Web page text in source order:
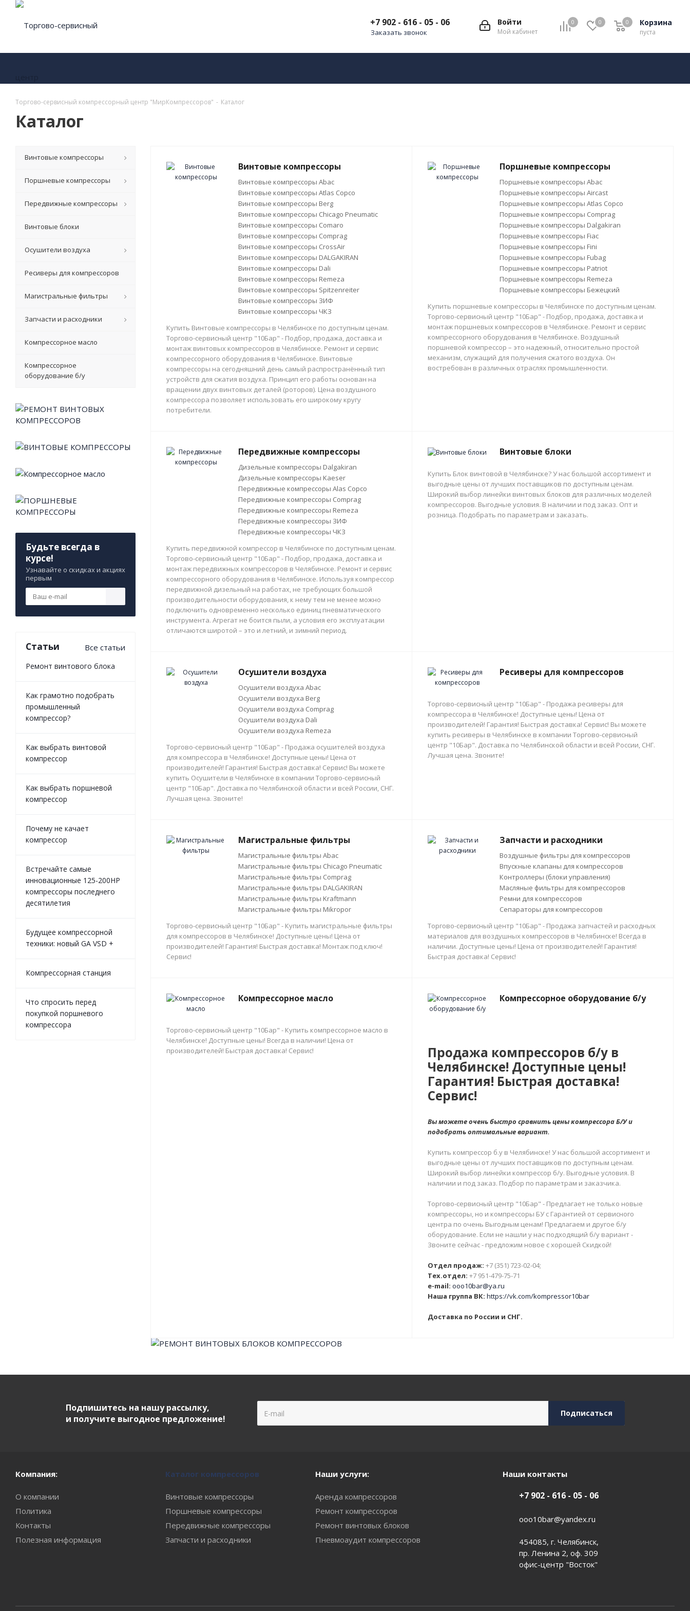
0 0 Корзина
пуста
0
Войти
Мой кабинет
+7 902 - 616 - 05 - 06
Заказать звонок
Торгово-сервисный компрессорный центр "МирКомпрессоров" - Каталог
Каталог
Винтовые компрессоры
Винтовые компрессоры Abac
Винтовые компрессоры Atlas Copco
Винтовые компрессоры Berg
Винтовые компрессоры Chicago Pneumatic
Винтовые компрессоры Comaro
Винтовые компрессоры Comprag
Винтовые компрессоры CrossAir
Винтовые компрессоры DALGAKIRAN
Винтовые компрессоры Dali
Винтовые компрессоры Remeza
Винтовые компрессоры Spitzenreiter
Винтовые компрессоры ЗИФ
Винтовые компрессоры ЧКЗ
Купить Винтовые компрессоры в Челябинске по доступным ценам.
Торгово-сервисный центр "10Бар" - Подбор, продажа, доставка и
монтаж винтовых компрессоров в Челябинске. Ремонт и сервис
компрессорного оборудования в Челябинске. Винтовые
компрессоры на сегодняшний день самый распространённый тип
устройств для сжатия воздуха. Принцип его работы основан на
вращении двух винтовых деталей (роторов). Цена воздушного
компрессора позволяет использовать его широкому кругу
потребители.
Поршневые компрессоры
Поршневые компрессоры Abac
Поршневые компрессоры Aircast
Поршневые компрессоры Atlas Copco
Поршневые компрессоры Comprag
Поршневые компрессоры Dalgakiran
Поршневые компрессоры Fiac
Поршневые компрессоры Fini
Поршневые компрессоры Fubag
Поршневые компрессоры Patriot
Поршневые компрессоры Remeza
Поршневые компрессоры Бежецкий
Купить поршневые компрессоры в Челябинске по доступным ценам.
Торгово-сервисный центр "10Бар" - Подбор, продажа, доставка и
монтаж поршневых компрессоров в Челябинске. Ремонт и сервис
компрессорного оборудования в Челябинске. Воздушный
поршневой компрессор – это надежный, относительно простой
механизм, служащий для получения сжатого воздуха. Он
востребован в различных отраслях промышленности.
Передвижные компрессоры
Дизельные компрессоры Dalgakiran
Дизельные компрессоры Kaeser
Передвижные компрессоры Alas Copco
Передвижные компрессоры Comprag
Передвижные компрессоры Remeza
Передвижные компрессоры ЗИФ
Передвижные компрессоры ЧКЗ
Купить передвижной компрессор в Челябинске по доступным ценам.
Торгово-сервисный центр "10Бар" - Подбор, продажа, доставка и
монтаж передвижных компрессоров в Челябинске. Ремонт и сервис
компрессорного оборудования в Челябинске. Используя компрессор
передвижной дизельный на работах, не требующих большой
производительности оборудования, к нему тем не менее можно
подключить одновременно несколько единиц пневматического
инструмента. Агрегат не боится пыли, а условия его эксплуатации
отличаются широтой – это и летний, и зимний период.
Винтовые блоки
Купить Блок винтовой в Челябинске? У нас большой ассортимент и
выгодные цены от лучших поставщиков по доступным ценам.
Широкий выбор линейки винтовых блоков для различных моделей
компрессоров. Выгодные условия. В наличии и под заказ. Опт и
розница. Подобрать по параметрам и заказать.
Осушители воздуха
Осушители воздуха Abac
Осушители воздуха Berg
Осушители воздуха Comprag
Осушители воздуха Dali
Осушители воздуха Remeza
Торгово-сервисный центр "10Бар" - Продажа осушителей воздуха
для компрессора в Челябинске! Доступные цены! Цена от
производителей! Гарантия! Быстрая доставка! Сервис! Вы можете
купить Осушители в Челябинске в компании Торгово-сервисный
центр "10Бар". Доставка по Челябинской области и всей России, СНГ.
Лучшая цена. Звоните!
Ресиверы для компрессоров
Торгово-сервисный центр "10Бар" - Продажа ресиверы для
компрессора в Челябинске! Доступные цены! Цена от
производителей! Гарантия! Быстрая доставка! Сервис! Вы можете
купить ресиверы в Челябинске в компании Торгово-сервисный
центр "10Бар". Доставка по Челябинской области и всей России, СНГ.
Лучшая цена. Звоните!
Магистральные фильтры
Магистральные фильтры Abac
Магистральные фильтры Chicago Pneumatic
Магистральные фильтры Comprag
Магистральные фильтры DALGAKIRAN
Магистральные фильтры Kraftmann
Магистральные фильтры Mikropor
Торгово-сервисный центр "10Бар" - Купить магистральные фильтры
для компрессоров в Челябинске! Доступные цены! Цена от
производителей! Гарантия! Быстрая доставка! Монтаж под ключ!
Сервис!
Запчасти и расходники
Воздушные фильтры для компрессоров
Впускные клапаны для компрессоров
Контроллеры (блоки управления)
Масляные фильтры для компрессоров
Ремни для компрессоров
Сепараторы для компрессоров
Торгово-сервисный центр "10Бар" - Продажа запчастей и расходных
материалов для воздушных компрессоров в Челябинске! Всегда в
наличии. Доступные цены! Цена от производителей! Гарантия!
Быстрая доставка! Сервис!
Компрессорное масло
Торгово-сервисный центр "10Бар" - Купить компрессорное масло в
Челябинске! Доступные цены! Всегда в наличии! Цена от
производителей! Быстрая доставка! Сервис!
Компрессорное оборудование б/у
Продажа компрессоров б/у в
Челябинске! Доступные цены!
Гарантия! Быстрая доставка!
Сервис!
Вы можете очень быстро сравнить цены компрессора Б/У и
подобрать оптимальные вариант.
Купить компрессор б.у в Челябинске! У нас большой ассортимент и
выгодные цены от лучших поставщиков по доступным ценам.
Широкий выбор линейки компрессор б/у. Выгодные условия. В
наличии и под заказ. Подбор по параметрам и заказчика.
Торгово-сервисный центр "10Бар" - Предлагает не только новые
компрессоры, но и компрессоры БУ с Гарантией от сервисного
центра по очень Выгодным ценам! Предлагаем и другое б/у
оборудование. Если не нашли у нас подходящий б/у вариант -
Звоните сейчас - предложим новое с хорошей Скидкой!
Отдел продаж: +7 (351) 723-02-04;
Тех.отдел: +7 951-479-75-71
e-mail: ooo10bar@ya.ru
Наша группа ВК: https://vk.com/kompressor10bar
Доставка по России и СНГ.
Винтовые компрессоры
Поршневые компрессоры
Передвижные компрессоры
Винтовые блоки
Осушители воздуха
Ресиверы для компрессоров
Магистральные фильтры
Запчасти и расходники
Компрессорное масло
Компрессорное
оборудование б/у
Будьте всегда в
курсе!
Узнавайте о скидках и акциях
первым
Статьи Все статьи
Ремонт винтового блока
Как грамотно подобрать
промышленный
компрессор?
Как выбрать винтовой
компрессор
Как выбрать поршневой
компрессор
Почему не качает
компрессор
Встречайте самые
инновационные 125-200HP
компрессоры последнего
десятилетия
Будущее компрессорной
техники: новый GA VSD +
Компрессорная станция
Что спросить перед
покупкой поршневого
компрессора
Подпишитесь на нашу рассылку,
и получите выгодное предложение!
Компания:
О компании
Политика
Контакты
Полезная информация
Каталог компрессоров
Винтовые компрессоры
Поршневые компрессоры
Передвижные компрессоры
Запчасти и расходники
Наши услуги:
Аренда компрессоров
Ремонт компрессоров
Ремонт винтовых блоков
Пневмоаудит компрессоров
Наши контакты
+7 902 - 616 - 05 - 06
ooo10bar@yandex.ru
454085, г. Челябинск,
пр. Ленина 2, оф. 309
офис-центр "Восток"